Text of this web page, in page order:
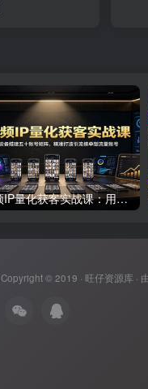
短视频IP量化获客实战课：用十台设备搭建五十账号矩阵，精准打造引流接单型流量账号
Copyright © 2019 · 旺仔资源库 ·